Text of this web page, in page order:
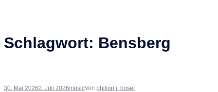
Schlagwort: Bensberg
30. Mai 20262. Juli 2026musicVon philipp j. bösel